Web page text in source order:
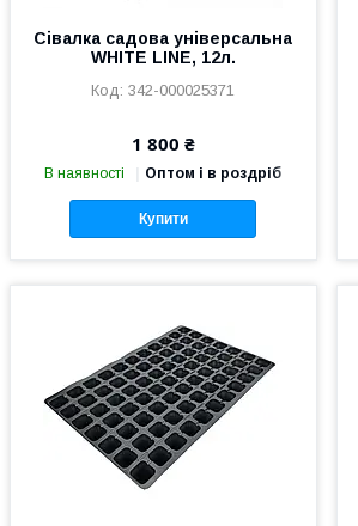
Сівалка садова універсальна
WHITE LINE, 12л.
342-000025371
1 800 ₴
В наявності Оптом і в роздріб
Купити